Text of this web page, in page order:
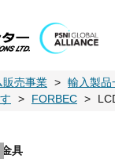
販売事業
輸入製品
FORBEC
具